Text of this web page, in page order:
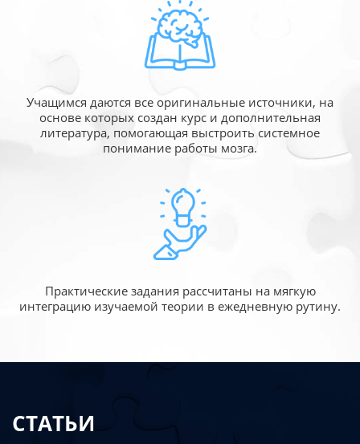
Учащимся даются все оригинальные источники, на
основе которых создан курс и дополнительная
литература, помогающая выстроить системное
понимание работы мозга.
Практические задания рассчитаны на мягкую
интеграцию изучаемой теории в ежедневную рутину.
СТАТЬИ